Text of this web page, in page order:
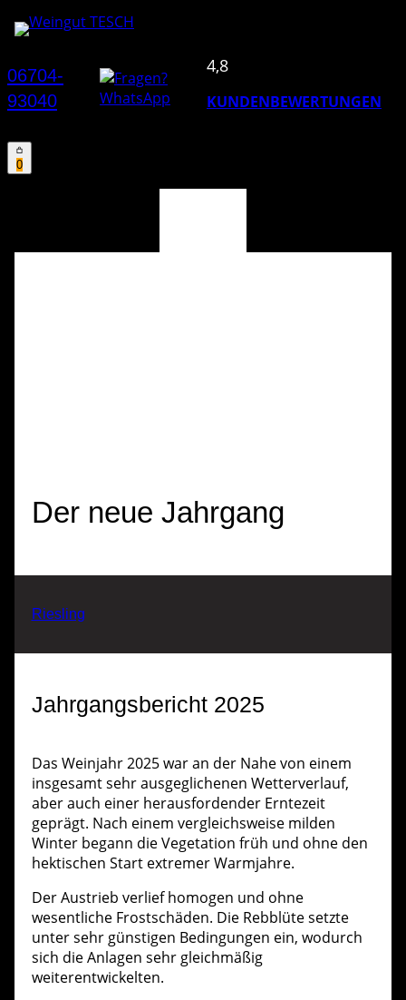
06704-
93040
4,8
KUNDENBEWERTUNGEN
0
Der neue Jahrgang
Riesling
Jahrgangsbericht 2025
Das Weinjahr 2025 war an der Nahe von einem
insgesamt sehr ausgeglichenen Wetterverlauf,
aber auch einer herausfordender Erntezeit
geprägt. Nach einem vergleichsweise milden
Winter begann die Vegetation früh und ohne den
hektischen Start extremer Warmjahre.
Der Austrieb verlief homogen und ohne
wesentliche Frostschäden. Die Rebblüte setzte
unter sehr günstigen Bedingungen ein, wodurch
sich die Anlagen sehr gleichmäßig
weiterentwickelten.